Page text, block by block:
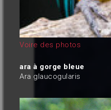
Voire des photos
ara à gorge bleue
Ara glaucogularis